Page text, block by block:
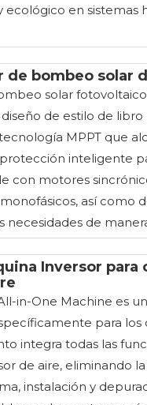
en sistemas
de bombeo solar
solar
de estilo de libro
MPPT que
inteligente
con motores
así como
necesidades de
Inversor
in-One Machine es
para
integra todas las
de aire, eliminando
instalación y